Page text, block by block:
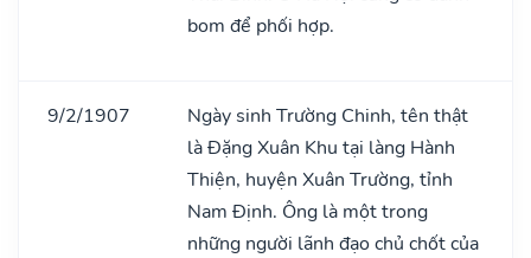
bom để phối hợp.
9/2/1907
Ngày sinh Trường Chinh, tên thật
là Đặng Xuân Khu tại làng Hành
Thiện, huyện Xuân Trường, tỉnh
Nam Định. Ông là một trong
những người lãnh đạo chủ chốt của